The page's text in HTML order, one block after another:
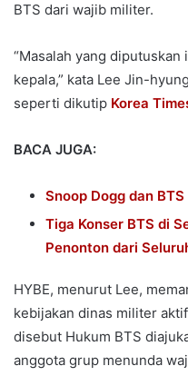
BTS dari wajib militer.
“Masalah yang
kepala,” kata Lee Jin-
seperti dikutip Korea
BACA JUGA:
Snoop Dogg dan
Tiga Konser BTS di
Penonton dari
HYBE, menurut Lee,
kebijakan dinas militer
disebut Hukum BTS
anggota grup menunda